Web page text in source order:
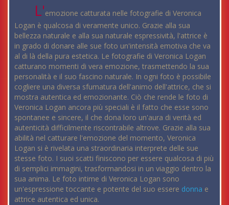
L'emozione catturata nelle fotografie di Veronica
Logan è qualcosa di veramente unico. Grazie alla sua
bellezza naturale e alla sua naturale espressività, l'attrice è
in grado di donare alle sue foto un'intensità emotiva che va
al di là della pura estetica. Le fotografie di Veronica Logan
catturano momenti di vera emozione, trasmettendo la sua
personalità e il suo fascino naturale. In ogni foto è possibile
cogliere una diversa sfumatura dell'animo dell'attrice, che si
mostra autentica ed emozionante. Ciò che rende le foto di
Veronica Logan ancora più speciali è il fatto che esse sono
spontanee e sincere, il che dona loro un'aura di verità ed
autenticità difficilmente riscontrabile altrove. Grazie alla sua
abilità nel catturare l'emozione del momento, Veronica
Logan si è rivelata una straordinaria interprete delle sue
stesse foto. I suoi scatti finiscono per essere qualcosa di più
di semplici immagini, trasformandosi in un viaggio dentro la
sua anima. Le foto intime di Veronica Logan sono
un'espressione toccante e potente del suo essere donna e
attrice autentica ed unica.